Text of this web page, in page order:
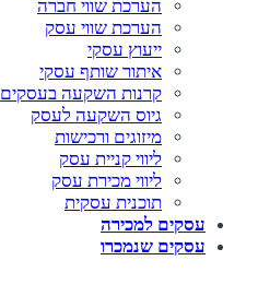
הערכת שווי חברה
הערכת שווי עסק
ייעוץ עסקי
איתור שותף עסקי
קרנות השקעה בעסקים
גיוס השקעה לעסק‎‎
מיזוגים ורכישות
ליווי קניית עסק
ליווי מכירת עסק
תוכנית עסקית
עסקים למכירה
עסקים שנמכרו